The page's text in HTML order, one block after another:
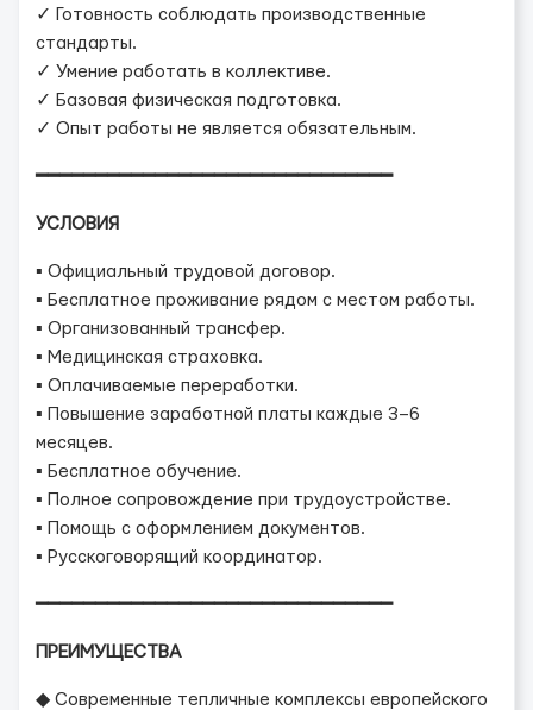
✓ Готовность соблюдать производственные
стандарты.
✓ Умение работать в коллективе.
✓ Базовая физическая подготовка.
✓ Опыт работы не является обязательным.
━━━━━━━━━━━━━━━━━━━━━━━━━━━━━━
УСЛОВИЯ
▪ Официальный трудовой договор.
▪ Бесплатное проживание рядом с местом работы.
▪ Организованный трансфер.
▪ Медицинская страховка.
▪ Оплачиваемые переработки.
▪ Повышение заработной платы каждые 3–6
месяцев.
▪ Бесплатное обучение.
▪ Полное сопровождение при трудоустройстве.
▪ Помощь с оформлением документов.
▪ Русскоговорящий координатор.
━━━━━━━━━━━━━━━━━━━━━━━━━━━━━━
ПРЕИМУЩЕСТВА
◆ Современные тепличные комплексы европейского